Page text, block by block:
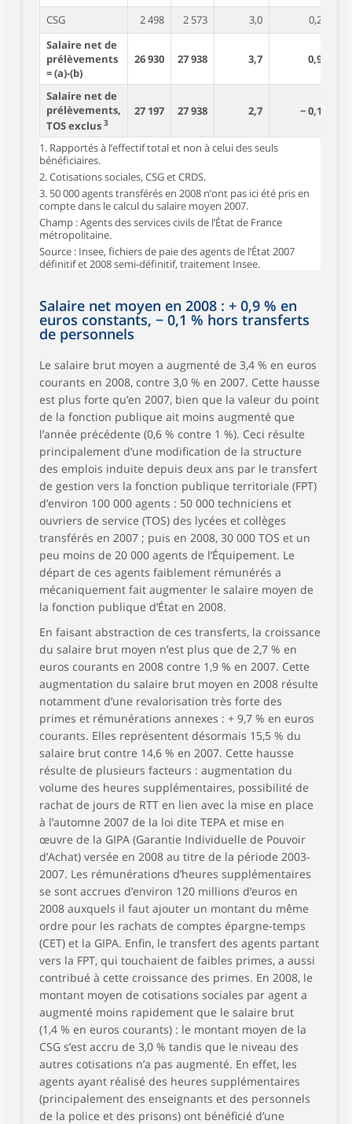
CSG
2 498 2 573 3,0
0,2
Salaire net de
prélèvements
= (a)-(b)
26 930 27 938 3,7 0,9
Salaire net de
prélèvements,
TOS exclus 3
27 197 27 938 2,7 − 0,1
1. Rapportés à l’effectif total et non à celui des seuls
bénéficiaires.
2. Cotisations sociales, CSG et CRDS.
3. 50 000 agents transférés en 2008 n’ont pas ici été pris en
compte dans le calcul du salaire moyen 2007.
Champ : Agents des services civils de l’État de France
métropolitaine.
Source : Insee, fichiers de paie des agents de l’État 2007
définitif et 2008 semi-définitif, traitement Insee.
Salaire net moyen en 2008 : + 0,9 % en
euros constants, − 0,1 % hors transferts
de personnels
Le salaire brut moyen a augmenté de 3,4 % en euros
courants en 2008, contre 3,0 % en 2007. Cette hausse
est plus forte qu’en 2007, bien que la valeur du point
de la fonction publique ait moins augmenté que
l’année précédente (0,6 % contre 1 %). Ceci résulte
principalement d’une modification de la structure
des emplois induite depuis deux ans par le transfert
de gestion vers la fonction publique territoriale (FPT)
d’environ 100 000 agents : 50 000 techniciens et
ouvriers de service (TOS) des lycées et collèges
transférés en 2007 ; puis en 2008, 30 000 TOS et un
peu moins de 20 000 agents de l’Équipement. Le
départ de ces agents faiblement rémunérés a
mécaniquement fait augmenter le salaire moyen de
la fonction publique d’État en 2008.
En faisant abstraction de ces transferts, la croissance
du salaire brut moyen n’est plus que de 2,7 % en
euros courants en 2008 contre 1,9 % en 2007. Cette
augmentation du salaire brut moyen en 2008 résulte
notamment d’une revalorisation très forte des
primes et rémunérations annexes : + 9,7 % en euros
courants. Elles représentent désormais 15,5 % du
salaire brut contre 14,6 % en 2007. Cette hausse
résulte de plusieurs facteurs : augmentation du
volume des heures supplémentaires, possibilité de
rachat de jours de RTT en lien avec la mise en place
à l’automne 2007 de la loi dite TEPA et mise en
œuvre de la GIPA (Garantie Individuelle de Pouvoir
d’Achat) versée en 2008 au titre de la période 2003-
2007. Les rémunérations d’heures supplémentaires
se sont accrues d’environ 120 millions d’euros en
2008 auxquels il faut ajouter un montant du même
ordre pour les rachats de comptes épargne-temps
(CET) et la GIPA. Enfin, le transfert des agents partant
vers la FPT, qui touchaient de faibles primes, a aussi
contribué à cette croissance des primes. En 2008, le
montant moyen de cotisations sociales par agent a
augmenté moins rapidement que le salaire brut
(1,4 % en euros courants) : le montant moyen de la
CSG s’est accru de 3,0 % tandis que le niveau des
autres cotisations n’a pas augmenté. En effet, les
agents ayant réalisé des heures supplémentaires
(principalement des enseignants et des personnels
de la police et des prisons) ont bénéficié d’une